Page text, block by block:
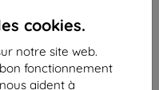
cookies.
notre site web.
fonctionnement
aident à